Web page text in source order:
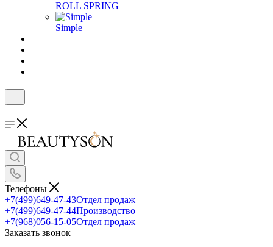
ROLL SPRING
Simple
Телефоны
+7(499)649-47-43Отдел продаж
+7(499)649-47-44Производство
+7(968)056-15-05Отдел продаж
Заказать звонок